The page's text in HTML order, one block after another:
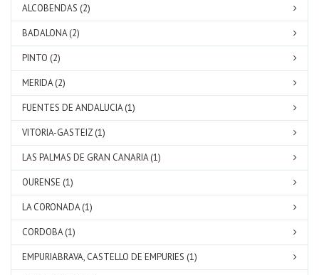
ALCOBENDAS (2)
BADALONA (2)
PINTO (2)
MERIDA (2)
FUENTES DE ANDALUCIA (1)
VITORIA-GASTEIZ (1)
LAS PALMAS DE GRAN CANARIA (1)
OURENSE (1)
LA CORONADA (1)
CORDOBA (1)
EMPURIABRAVA, CASTELLO DE EMPURIES (1)